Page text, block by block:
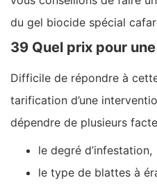
du gel biocide spécial
39 Quel prix pour
Difficile de répondre à
tarification d’une
dépendre de plusieurs
le degré d’infestation,
le type de blattes à